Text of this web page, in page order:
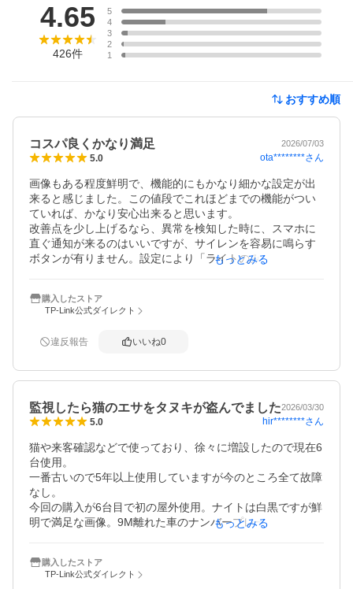
4.65
426件
5
4
3
2
1
おすすめ順
コスパ良くかなり満足 2026/07/03
5.0 ota********さん
画像もある程度鮮明で、機能的にもかなり細かな設定が出
来ると感じました。この値段でこれほどまでの機能がつい
ていれば、かなり安心出来ると思います。
改善点を少し上げるなら、異常を検知した時に、スマホに
直ぐ通知が来るのはいいですが、サイレンを容易に鳴らす
ボタンが有りません。設定により「ライトのみ、サイレン
す。Liveで侵入者を確認した時は、直ぐにサイレン鳴らせ
る機能が欲しいところです。
出来ますが、別に付けているセンサーライトの点滅に反応
てくれない事がよくあります。これはそれぞれの感度を調
めたばかりなので何とも言えませんが3年くらいは保ってく
れれば、コスパ良くかなりいい商品と思います。本体より
した（笑）センサーの感度設定にもよりますが、おそらく
余裕で1ヶ月は保存出来ると思います。
もっとみる
購入したストア
TP-Link公式ダイレクト
違反報告 いいね0
監視したら猫のエサをタヌキが盗んでました2026/03/30
5.0 hir********さん
猫や来客確認などで使っており、徐々に増設したので現在6
台使用。
一番古いので5年以上使用していますが今のところ全て故障
なし。
今回の購入が6台目で初の屋外使用。ナイトは白黒ですが鮮
明で満足な画像。9M離れた車のナンバープレートは日中
が多いです。
他の5台のうち3台はガラス窓にほぼくっけた状態で屋外を
もっとみる
購入したストア
TP-Link公式ダイレクト